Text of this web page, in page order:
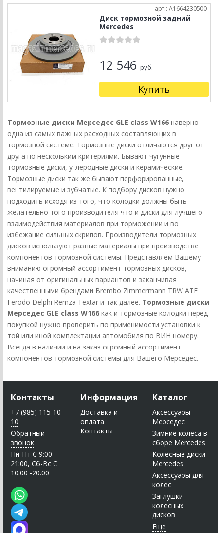
арт.: A1664230500
Диск тормозной задний
Mercedes
12 546 руб.
Купить
Тормозные диски Мерседес GLE class W166 наверно
одна из самых важных расходных составляющих в
тормозной системе. Тормозные диски отличаются друг от
друга по нескольким критериями. Бывают чугунные
тормозные диски, углеродные диски и керамические.
Тормозные диски так же бывают перфорированные,
вентилируемые и зубчатые. К подбору дисков нужно
подходить исходя из того, что колодки должны быть
желательно того производителя что и диски для лучшего
взаимодействия материалов при торможении и во
избежание сильных скрипов. Производители тормозных
дисков используют разные материалы при производстве
компонентов тормозной системы. Представляем Вашему
вниманию огромный ассортимент тормозных дисков,
начиная от оригинальных вариантов и заканчивая
качественными брендами Brembo Zimmermann TRW ATE
Ferodo Delphi Remza Textar и так далее. Тормозные диски
Мерседес GLE class W166 как и тормозные колодки перед
покупкой нужно проверить по применимости установки к
той или иной комплектации автомобиля по ВИН номеру.
Всегда в наличии и на заказ огромный ассортимент
компонентов тормозной системы для Вашего Мерседес.
Контакты
+7 (985) 115-10-
10
Обратный
звонок
Пн-Пт C 9:00 -
21:00, Сб-Вс С
10:00 -20:00
Информация
Доставка и
оплата
Контакты
Каталог
Аксессуары
Мерседес
Зимние колеса в
сборе Mercedes
Колесные диски
Mercedes
Аксессуары для
колес
Заглушки
колесных
дисков